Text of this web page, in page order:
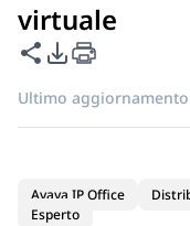
virtuale
Condividi questa
Opzioni di
Ultimo
Avaya IP Office
Esperto